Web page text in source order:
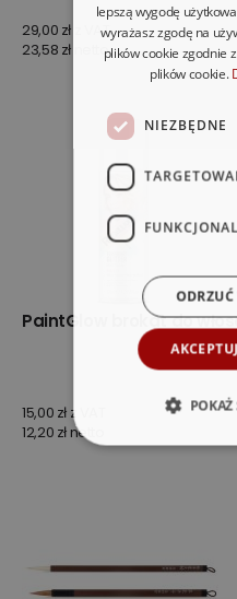
29,00 zł z VAT
23,58 zł netto
PaintGlow brokat do
15,00 zł z VAT
12,20 zł netto
lepszą wygodę
wyrażasz zgodę na
plików cookie zgodnie
plików cookie.
NIEZBĘDNE
ODRZUĆ
POKAŻ